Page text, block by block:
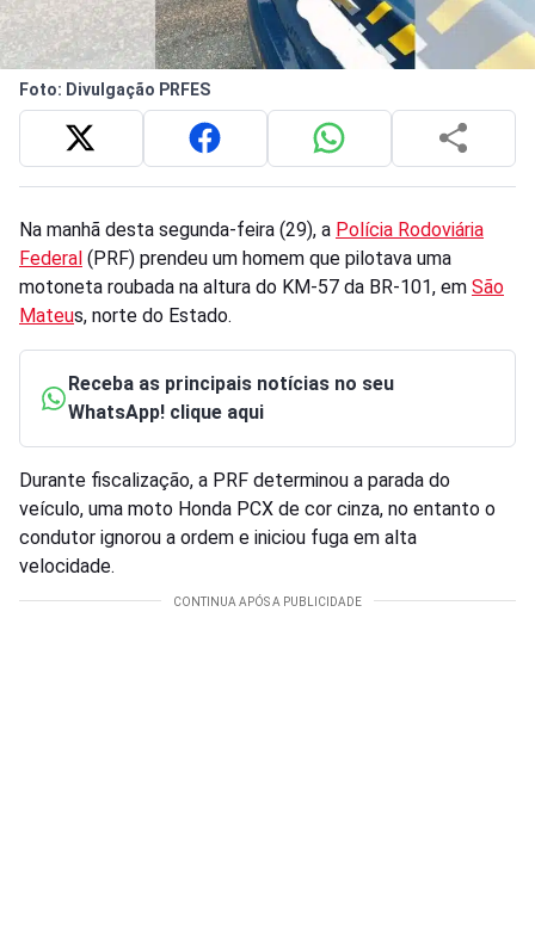
Foto: Divulgação PRFES
Na manhã desta segunda-feira (29), a Polícia Rodoviária
Federal (PRF) prendeu um homem que pilotava uma
motoneta roubada na altura do KM-57 da BR-101, em São
Mateus, norte do Estado.
Receba as principais notícias no seu
WhatsApp! clique aqui
Durante fiscalização, a PRF determinou a parada do
veículo, uma moto Honda PCX de cor cinza, no entanto o
condutor ignorou a ordem e iniciou fuga em alta
velocidade.